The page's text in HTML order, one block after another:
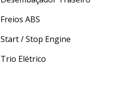
Freios ABS
Start / Stop Engine
Trio Elétrico